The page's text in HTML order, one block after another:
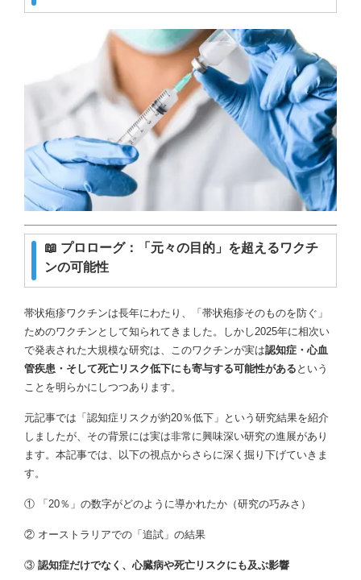
📖 プロローグ：「元々の目的」を超えるワクチ
ンの可能性
帯状疱疹ワクチンは長年にわたり、「帯状疱疹そのものを防ぐ」
ためのワクチンとして知られてきました。しかし2025年に相次い
で発表された大規模な研究は、このワクチンが実は認知症・心血
管疾患・そして死亡リスク低下にも寄与する可能性がある という
ことを明らかにしつつあります。
元記事では「認知症リスクが約20％低下」という研究結果を紹介
しましたが、その背景には実は非常に興味深い研究の進展があり
ます。本記事では、以下の視点からさらに深く掘り下げていきま
す。
① 「20％」の数字がどのように導かれたか（研究の巧みさ）
② オーストラリアでの「追試」の結果
③ 認知症だけでなく、心臓病や死亡リスクにも及ぶ影響